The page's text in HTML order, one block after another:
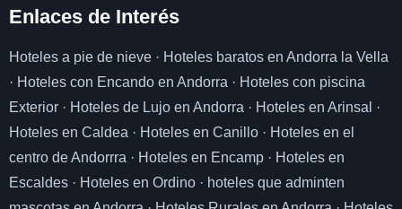
Enlaces de Interés
Hoteles a pie de nieve · Hoteles baratos en Andorra la Vella
· Hoteles con Encando en Andorra · Hoteles con piscina
Exterior · Hoteles de Lujo en Andorra · Hoteles en Arinsal
·
Hoteles en Caldea · Hoteles en Canillo · Hoteles en el
centro de Andorrra · Hoteles en Encamp · Hoteles en
Escaldes · Hoteles en Ordino · hoteles que adminten